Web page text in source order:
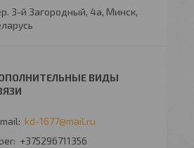
3-й Загородный, 4а, Минск,
kd-1677@mail.ru
+375296711356